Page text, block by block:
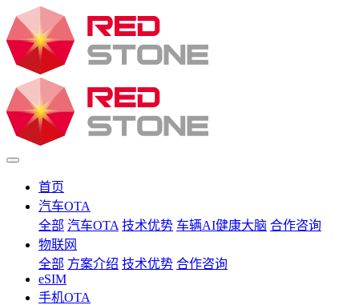
首页
汽车OTA
全部 汽车OTA 技术优势 车辆AI健康大脑 合作咨询
物联网
全部 方案介绍 技术优势 合作咨询
eSIM
手机OTA